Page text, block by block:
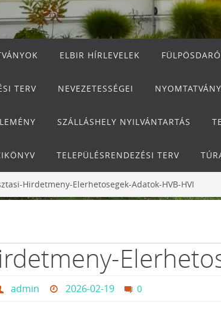
ELBIR HÍRLEVELEK
TERV NEVEZETESSÉGEI
SZÁLLÁSHELY NYILVÁNTARTÁS
TELEPÜLÉSRENDEZÉSI TERV
Hirdetmeny-Elerhetosegek-Adatok-HVB-HVI
admin 2026-02-19 0